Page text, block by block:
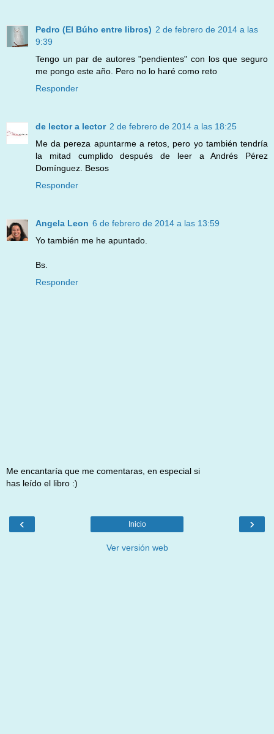
Pedro (El Búho entre libros) 2 de febrero de 2014 a las
9:39
Tengo un par de autores "pendientes" con los que seguro
me pongo este año. Pero no lo haré como reto
Responder
de lector a lector 2 de febrero de 2014 a las 18:25
Me da pereza apuntarme a retos, pero yo también tendría
la mitad cumplido después de leer a Andrés Pérez
Domínguez. Besos
Responder
Angela Leon 6 de febrero de 2014 a las 13:59
Yo también me he apuntado.
Bs.
Responder
Me encantaría que me comentaras, en especial si
has leído el libro :)
‹ ›
Inicio
Ver versión web